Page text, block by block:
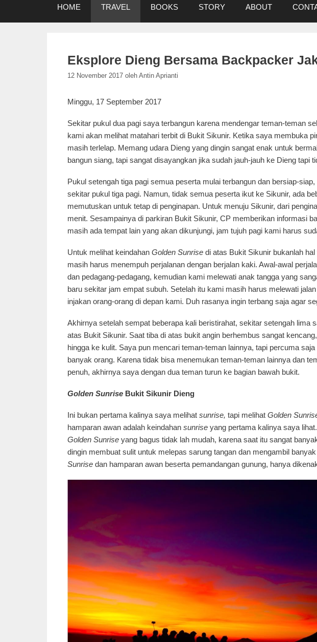
HOME TRAVEL BOOKS STORY ABOUT
Eksplore Dieng Bersama Backpacker
12 November 2017 oleh Antin Aprianti
Minggu, 17 September 2017
Sekitar pukul dua pagi saya terbangun karena mendengar teman-teman
kami akan melihat matahari terbit di Bukit Sikunir. Ketika saya membuka
masih terlelap. Memang udara Dieng yang dingin sangat enak untuk
bangun siang, tapi sangat disayangkan jika sudah jauh-jauh ke Dieng tapi
Pukul setengah tiga pagi semua peserta mulai terbangun dan bersiap-
sekitar pukul tiga pagi. Namun, tidak semua peserta ikut ke Sikunir, ada
memutuskan untuk tetap di penginapan. Untuk menuju Sikunir, dari
menit. Sesampainya di parkiran Bukit Sikunir, CP memberikan informasi
masih ada tempat lain yang akan dikunjungi, jam tujuh pagi kami harus
Untuk melihat keindahan Golden Sunrise di atas Bukit Sikunir bukanlah
masih harus menempuh perjalanan dengan berjalan kaki. Awal-awal
dan pedagang-pedagang, kemudian kami melewati anak tangga yang
baru sekitar jam empat subuh. Setelah itu kami masih harus melewati
injakan orang-orang di depan kami. Duh rasanya ingin terbang saja agar
Akhirnya setelah sempat beberapa kali beristirahat, sekitar setengah lima
atas Bukit Sikunir. Saat tiba di atas bukit angin berhembus sangat
hingga ke kulit. Saya pun mencari teman-teman lainnya, tapi percuma
banyak orang. Karena tidak bisa menemukan teman-teman lainnya dan
penuh, akhirnya saya dengan dua teman turun ke bagian bawah bukit.
Golden Sunrise Bukit Sikunir Dieng
Ini bukan pertama kalinya saya melihat sunrise, tapi melihat Golden
hamparan awan adalah keindahan sunrise yang pertama kalinya saya
Golden Sunrise yang bagus tidak lah mudah, karena saat itu sangat
dingin membuat sulit untuk melepas sarung tangan dan mengambil
Sunrise dan hamparan awan beserta pemandangan gunung, hanya